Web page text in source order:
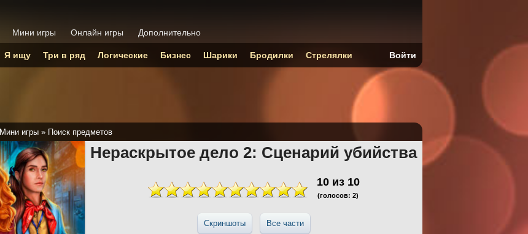
Мини игры » Поиск предметов
Нераскрытое дело 2: Сценарий убийства
10из 10
(голосов: 2)
Скриншоты Все части
Мини игры Онлайн игры Дополнительно
Я ищу Три в ряд Логические Бизнес Шарики Бродилки Стрелялки Войти